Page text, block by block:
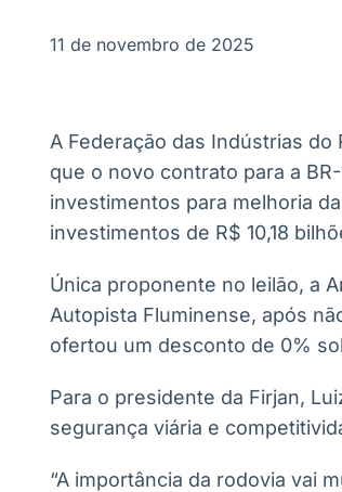
Plataforma para
negociação de
APIs para
integração de
Broadcast
Radar
Monitoramento
inteligente de
Broadcast
Fundos
A melhor
plataforma para
no Brasil
IA
Em breve
11 de novembro de 2025
A Federação das Indústrias
que o novo contrato para a
investimentos para melhoria
investimentos de R$ 10,18
Única proponente no leilão, a
Autopista Fluminense, após
ofertou um desconto de 0%
Para o presidente da Firjan,
segurança viária e
“A importância da rodovia vai